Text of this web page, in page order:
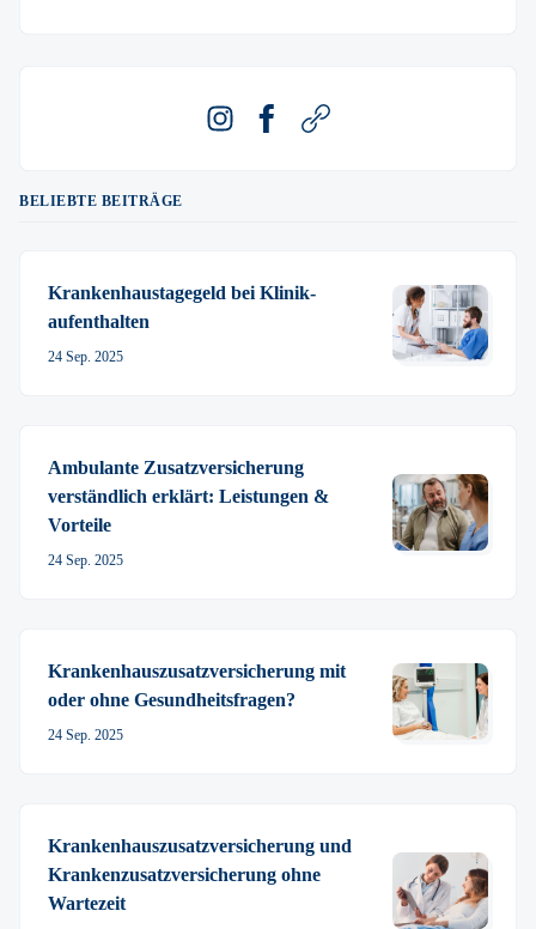
BELIEBTE BEITRÄGE
Krankenhaustage­­­­geld bei Klinik­
aufenthalten
24 Sep. 2025
Ambulante Zusatz­­­­­versicherung
verständlich erklärt: Leistungen &
Vorteile
24 Sep. 2025
Krankenhauszusatz­versicherung mit
oder ohne Gesundheitsfragen?
24 Sep. 2025
Krankenhauszusatz­versicherung und
Krankenzusatz­­versicherung ohne
Wartezeit